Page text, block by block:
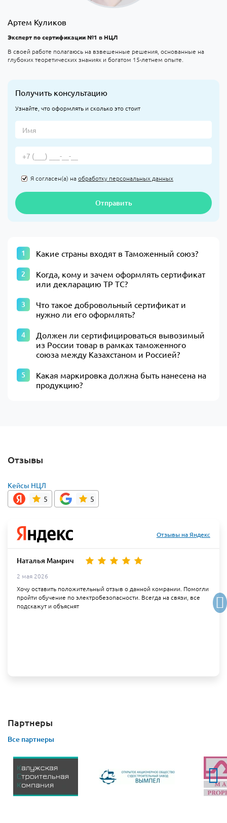
Артем Куликов
Эксперт по сертификации №1 в НЦЛ
В своей работе полагаюсь на взвешенные решения, основанные на
глубоких теоретических знаниях и богатом 15-летнем опыте.
Получить консультацию
Узнайте, что оформлять и сколько это стоит
Я согласен(а) наобработку персональных данных
Отправить
Какие страны входят в Таможенный союз?
Когда, кому и зачем оформлять сертификат
или декларацию ТР ТС?
Что такое добровольный сертификат и
нужно ли его оформлять?
Должен ли сертифицироваться вывозимый
из России товар в рамках таможенного
союза между Казахстаном и Россией?
Какая маркировка должна быть нанесена на
продукцию?
Отзывы
Кейсы НЦЛ
5
5
Отзывы на Яндекс
Наталья Мамрич
2 мая 2026
Хочу оставить положительный отзыв о данной комрании. Помогли
пройти обучение по электробезопасности. Всегда на связи, все
подскажут и объяснят
Партнеры
Все партнеры